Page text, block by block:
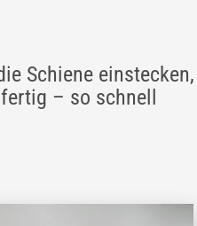
Schiene einstecken,
– so schnell